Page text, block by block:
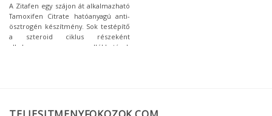
A Zitafen egy szájon át alkalmazható
Tamoxifen Citrate hatóanyagú anti-
ösztrogén készítmény. Sok testépítő
a szteroid ciklus részeként
alkalmazza, a mellékhatások
szükséges az ant-ösztrogén szedése.